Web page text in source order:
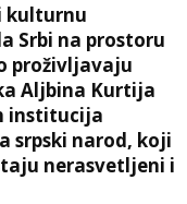
kulturnu
Srbi na prostoru
proživljavaju
Aljbina Kurtija
institucija
srpski narod, koji
nerasvetljeni i